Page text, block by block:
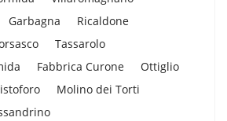
Garbagna
Ricaldone
Tassarolo
Fabbrica Curone
Ottiglio
Molino dei Torti